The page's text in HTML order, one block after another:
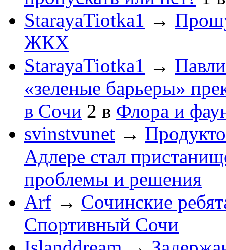
StarayaTiotka1 →
ЖКХ
StarayaTiotka1 →
«зеленые барьеры»
в Сочи 2 в Флора и
svinstvunet →
Адлере стал
проблемы и решения
Arf → Сочинские
Спортивный Сочи